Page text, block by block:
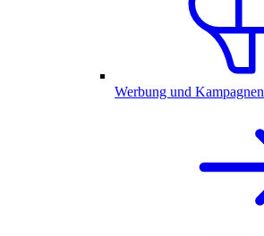
Werbung und Kampagnen